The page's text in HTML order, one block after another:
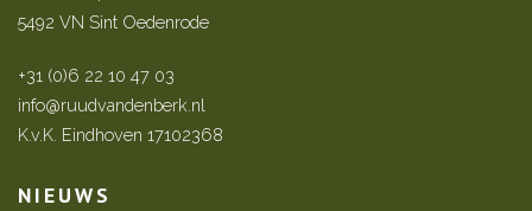
5492 VN Sint Oedenrode
+31 (0)6 22 10 47 03
info@ruudvandenberk.nl
K.v.K. Eindhoven 17102368
NIEUWS